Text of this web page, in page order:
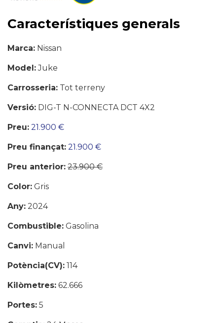
Característiques generals
Marca: Nissan
Model:Juke
Carrosseria: Tot terreny
Versió: DIG-T N-CONNECTA DCT 4X2
Preu: 21.900 €
Preu finançat: 21.900 €
Preu anterior: 23.900 €
Color: Gris
Any: 2024
Combustible: Gasolina
Canvi: Manual
Potència(CV): 114
Kilòmetres: 62.666
Portes: 5